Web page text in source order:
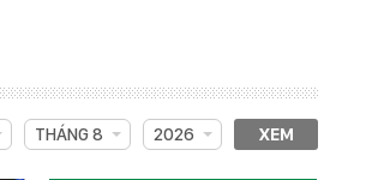
THÁNG 8 2026 XEM